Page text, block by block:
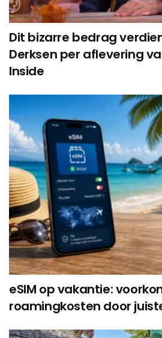
Dit bizarre bedrag
Derksen per aflevering
Inside
eSIM op vakantie:
roamingkosten door